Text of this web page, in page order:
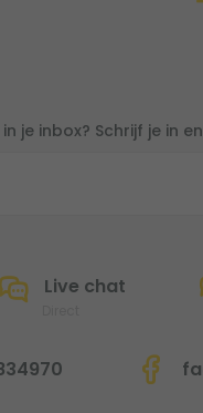
je inbox? Schrijf je in
Live chat